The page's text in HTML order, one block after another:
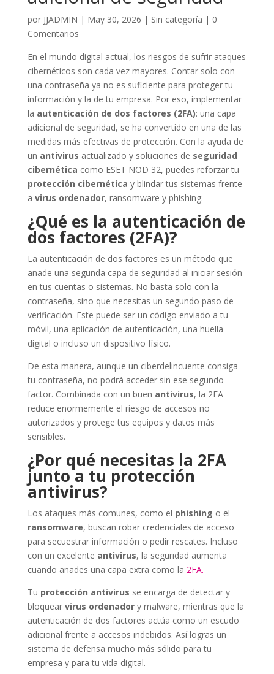
por JJADMIN | May 30, 2026 | Sin categoría | 0
Comentarios
En el mundo digital actual, los riesgos de sufrir ataques
cibernéticos son cada vez mayores. Contar solo con
una contraseña ya no es suficiente para proteger tu
información y la de tu empresa. Por eso, implementar
la autenticación de dos factores (2FA): una capa
adicional de seguridad, se ha convertido en una de las
medidas más efectivas de protección. Con la ayuda de
un antivirus actualizado y soluciones de seguridad
cibernética como ESET NOD 32, puedes reforzar tu
protección cibernética y blindar tus sistemas frente
a virus ordenador, ransomware y phishing.
¿Qué es la autenticación de
dos factores (2FA)?
La autenticación de dos factores es un método que
añade una segunda capa de seguridad al iniciar sesión
en tus cuentas o sistemas. No basta solo con la
contraseña, sino que necesitas un segundo paso de
verificación. Este puede ser un código enviado a tu
móvil, una aplicación de autenticación, una huella
digital o incluso un dispositivo físico.
De esta manera, aunque un ciberdelincuente consiga
tu contraseña, no podrá acceder sin ese segundo
factor. Combinada con un buen antivirus, la 2FA
reduce enormemente el riesgo de accesos no
autorizados y protege tus equipos y datos más
sensibles.
¿Por qué necesitas la 2FA
junto a tu protección
antivirus?
Los ataques más comunes, como el phishing o el
ransomware, buscan robar credenciales de acceso
para secuestrar información o pedir rescates. Incluso
con un excelente antivirus, la seguridad aumenta
cuando añades una capa extra como la 2FA.
Tu protección antivirus se encarga de detectar y
bloquear virus ordenadory malware, mientras que la
autenticación de dos factores actúa como un escudo
adicional frente a accesos indebidos. Así logras un
sistema de defensa mucho más sólido para tu
empresa y para tu vida digital.